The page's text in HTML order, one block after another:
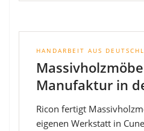
HANDARBEIT AUS
Manufaktur in
Ricon fertigt
eigenen Werkstatt in